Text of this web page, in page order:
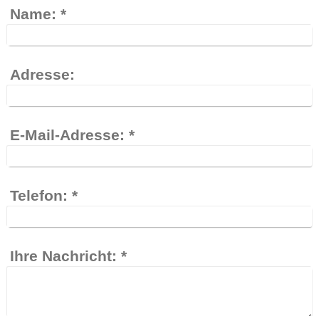
Name: *
Adresse:
E-Mail-Adresse: *
Telefon: *
Ihre Nachricht: *